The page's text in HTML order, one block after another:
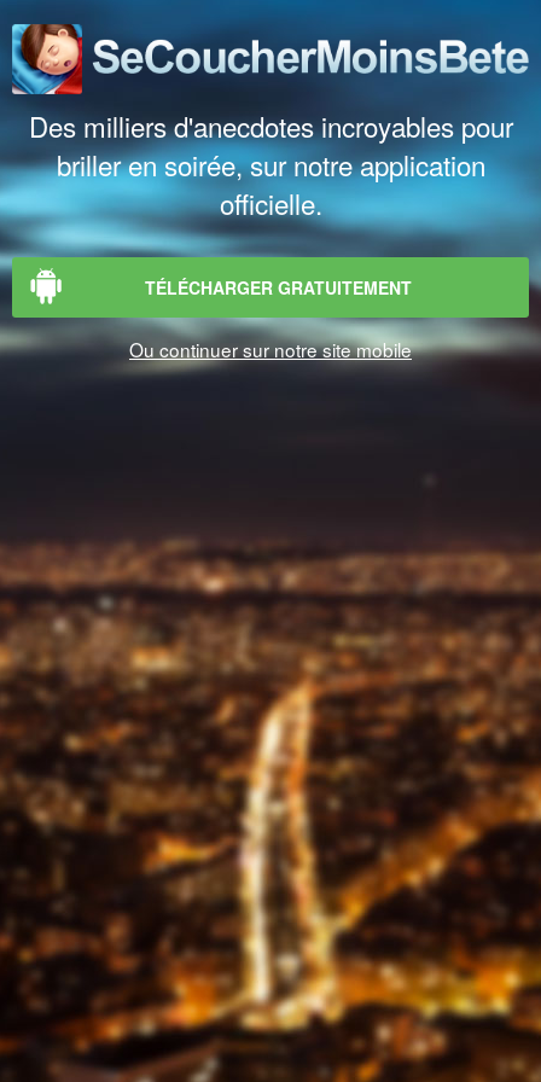
Des milliers d'anecdotes incroyables pour
briller en soirée, sur notre application
officielle.
TÉLÉCHARGER GRATUITEMENT
Ou continuer sur notre site mobile